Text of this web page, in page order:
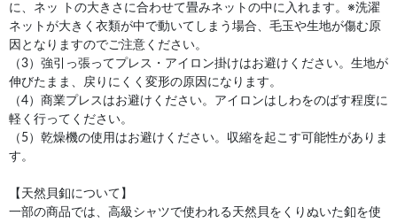
に、ネッ トの大きさに合わせて畳みネットの中に入れます。※洗濯
ネットが大きく衣類が中で動いてしまう場合、毛玉や生地が傷む原
因となりますのでご注意ください。
（3）強引っ張ってプレス・アイロン掛けはお避けください。生地が
伸びたまま、戻りにくく変形の原因になります。
（4）商業プレスはお避けください。アイロンはしわをのばす程度に
軽く行ってください。
（5）乾燥機の使用はお避けください。収縮を起こす可能性がありま
す。
【天然貝釦について】
一部の商品では、高級シャツで使われる天然貝をくりぬいた釦を使